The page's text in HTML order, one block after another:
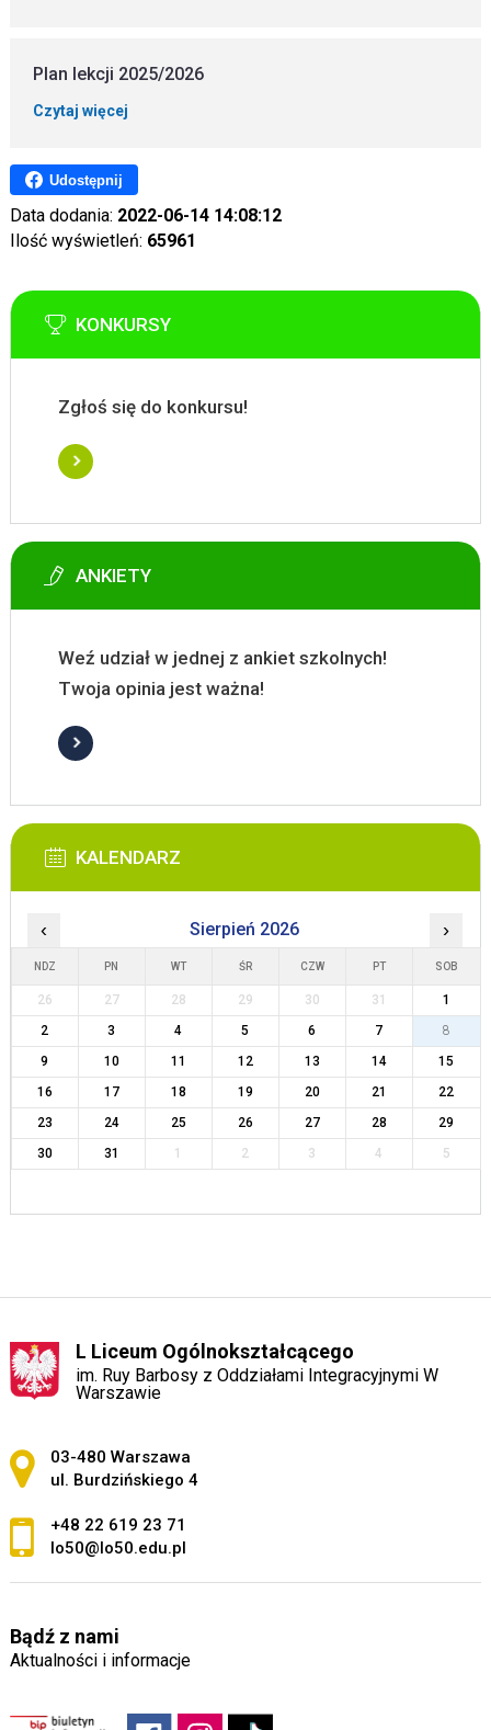
Plan lekcji 2025/2026
Czytaj więcej
Udostępnij
Data dodania: 2022-06-14 14:08:12
Ilość wyświetleń: 65961
KONKURSY
Zgłoś się do konkursu!
ANKIETY
Weź udział w jednej z ankiet szkolnych!
Twoja opinia jest ważna!
KALENDARZ
‹ Sierpień 2026 ›
NDZ PN WT ŚR CZW PT SOB
26 27 28 29 30 31
1
2
3 4 5 6 7
8
9
10 11 12 13 14
15
16
17 18 19 20 21
22
23
24 25 26 27 28
29
30
31 1 2 3 4 5
L Liceum Ogólnokształcącego
im. Ruy Barbosy z Oddziałami Integracyjnymi W
Warszawie
Adres pocztowy:
03-480 Warszawa
ul. Burdzińskiego 4
+48 22 619 23 71
lo50@lo50.edu.pl
Bądź z nami
Aktualności i informacje